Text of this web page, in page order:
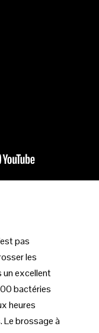
pas
les
un excellent
bactéries
heures
Le brossage à